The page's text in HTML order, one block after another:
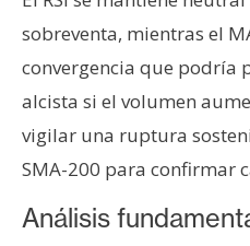
sobreventa, mientras el
convergencia que podría
alcista si el volumen
vigilar una ruptura
SMA-200 para confirmar
Análisis